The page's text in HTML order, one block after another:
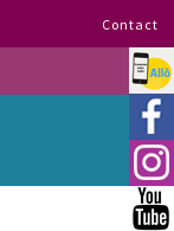
Contact
Allo